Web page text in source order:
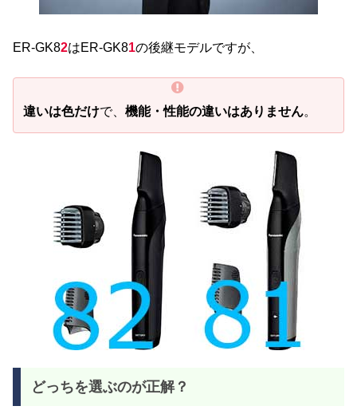
ER-GK82はER-GK81の後継モデルですが、
違いは色だけで、 機能・性能の違いはありません。
どっちを選ぶのが正解？